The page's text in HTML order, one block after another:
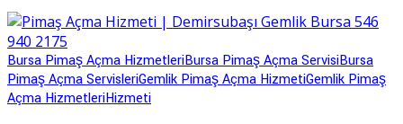
Bursa Pimaş Açma HizmetleriBursa Pimaş Açma ServisiBursa
Pimaş Açma ServisleriGemlik Pimaş Açma HizmetiGemlik Pimaş
Açma HizmetleriHizmeti